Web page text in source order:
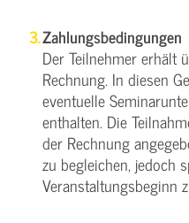
Zahlungsbedingungen
Der Teilnehmer erhält
Rechnung. In diesen
eventuelle
enthalten. Die
der Rechnung
zu begleichen, jedoch
Veranstaltungsbeginn